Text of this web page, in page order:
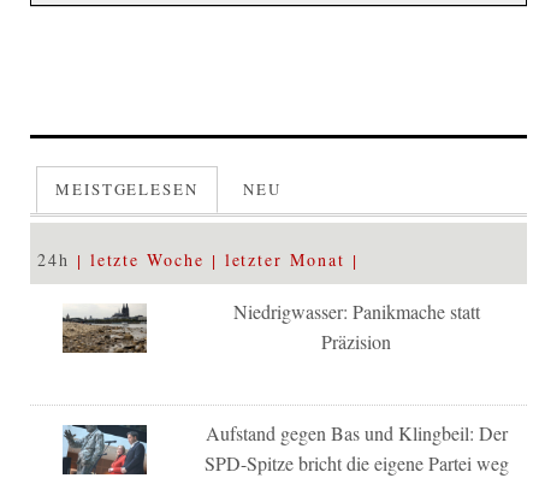
MEISTGELESEN NEU
24h letzte Woche letzter Monat
Niedrigwasser: Panikmache statt
Präzision
Aufstand gegen Bas und Klingbeil: Der
SPD-Spitze bricht die eigene Partei weg